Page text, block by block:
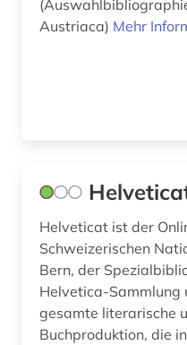
gesellschaft (1)
großbritannien (7)
gus (1)
gälisch (1)
hamburg (2)
Austriaca) Mehr
Helveticat ist der
Schweizerischen
Bern, der
Helvetica-Sammlung
gesamte literarische
Buchproduktion, die